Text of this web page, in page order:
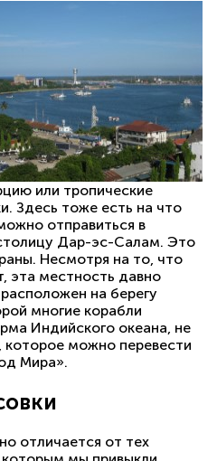
или тропические
Здесь тоже есть на что
отправиться в
Дар-эс-Салам. Это
Несмотря на то, что
эта местность давно
на берегу
многие корабли
Индийского океана, не
которое можно перевести
Мира».
отличается от тех